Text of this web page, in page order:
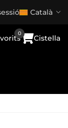
Català
Cistella
0